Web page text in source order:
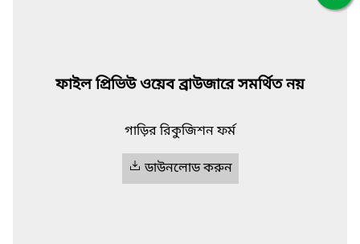
ফাইল প্রিভিউ ওয়েব ব্রাউজারে সমর্থিত নয়
গাড়ির রিকুজিশন ফর্ম
ডাউনলোড করুন